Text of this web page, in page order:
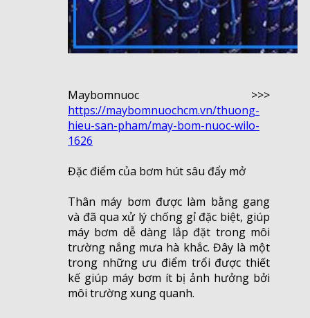
Maybomnuoc >>>
https://maybomnuochcm.vn/thuong-
hieu-san-pham/may-bom-nuoc-wilo-
1626
Đặc điểm của bơm hút sâu đẩy mở
Thân máy bơm được làm bằng gang
và đã qua xử lý chống gỉ đặc biệt, giúp
máy bơm dễ dàng lắp đặt trong môi
trường nắng mưa hà khắc. Đây là một
trong những ưu điểm trổi được thiết
kế giúp máy bơm ít bị ảnh hưởng bởi
môi trường xung quanh.